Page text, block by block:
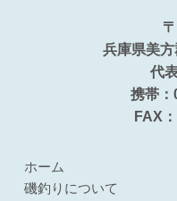
兵庫県美
代
携帯：
FAX
ホーム
磯釣りについて